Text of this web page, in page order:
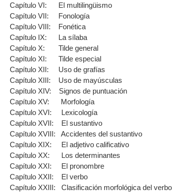
Capítulo VI: El multilingüismo
Capítulo VII: Fonología
Capítulo VIII: Fonética
Capítulo IX: La sílaba
Capítulo X: Tilde general
Capítulo XI: Tilde especial
Capítulo XII: Uso de grafías
Capítulo XIII: Uso de mayúsculas
Capítulo XIV: Signos de puntuación
Capítulo XV: Morfología
Capítulo XVI: Lexicología
Capítulo XVII: El sustantivo
Capítulo XVIII: Accidentes del sustantivo
Capítulo XIX: El adjetivo calificativo
Capítulo XX: Los determinantes
Capítulo XXI: El pronombre
Capítulo XXII: El verbo
Capítulo XXIII: Clasificación morfológica del verbo